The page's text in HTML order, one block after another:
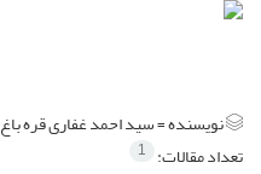
نویسنده =سید احمد غفاری قره باغ
تعداد مقالات: 1